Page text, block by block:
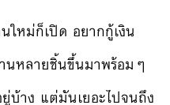
ใหม่ก็เปิด อยากกู้เงิน
นหลายชิ้นขึ้นมาพร้อมๆ
าง แต่มันเยอะไปจนถึง